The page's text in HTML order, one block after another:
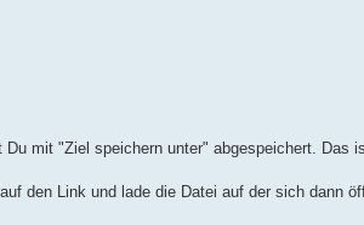
mit "Ziel speichern unter" abgespeichert. Das
den Link und lade die Datei auf der sich dann